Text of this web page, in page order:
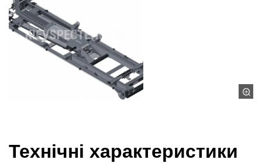
Технічні характеристики